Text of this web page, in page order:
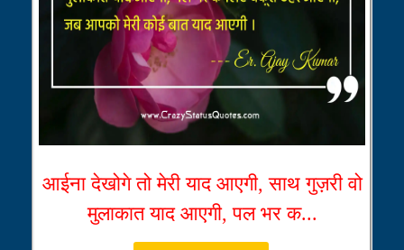
आईना देखोगे तो मेरी याद आएगी, साथ गुज़री वो
मुलाकात याद आएगी, पल भर क...